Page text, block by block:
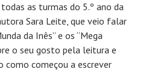
as turmas do 5.º ano da
Sara Leite, que veio falar
da Inês” e os “Mega
o seu gosto pela leitura e
como começou a escrever